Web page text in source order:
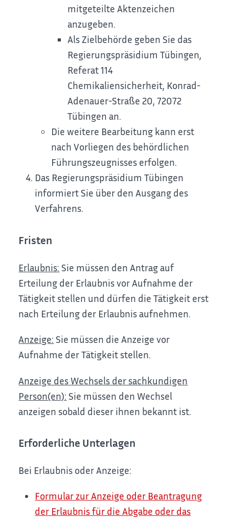
mitgeteilte Aktenzeichen
anzugeben.
Als Zielbehörde geben Sie das
Regierungspräsidium Tübingen,
Referat 114
Chemikaliensicherheit, Konrad-
Adenauer-Straße 20, 72072
Tübingen an.
Die weitere Bearbeitung kann erst
nach Vorliegen des behördlichen
Führungszeugnisses erfolgen.
Das Regierungspräsidium Tübingen
informiert Sie über den Ausgang des
Verfahrens.
Fristen
Erlaubnis: Sie müssen den Antrag auf
Erteilung der Erlaubnis vor Aufnahme der
Tätigkeit stellen und dürfen die Tätigkeit erst
nach Erteilung der Erlaubnis aufnehmen.
Anzeige: Sie müssen die Anzeige vor
Aufnahme der Tätigkeit stellen.
Anzeige des Wechsels der sachkundigen
Person(en): Sie müssen den Wechsel
anzeigen sobald dieser ihnen bekannt ist.
Erforderliche Unterlagen
Bei Erlaubnis oder Anzeige:
Formular zur Anzeige oder Beantragung
der Erlaubnis für die Abgabe oder das